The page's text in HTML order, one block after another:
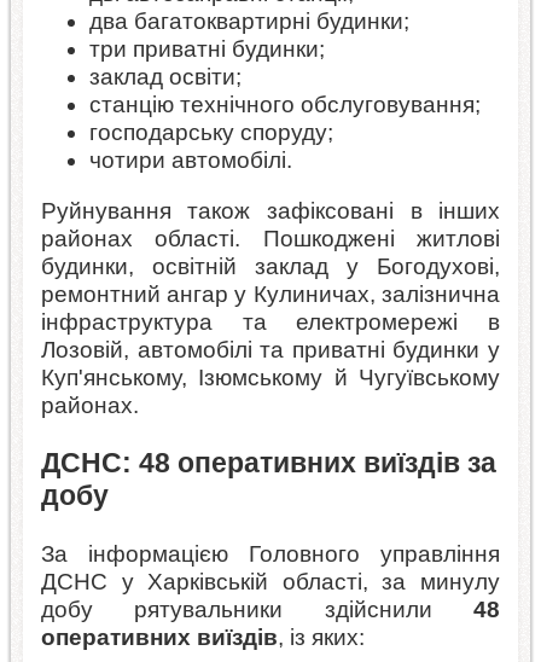
два багатоквартирні будинки;
три приватні будинки;
заклад освіти;
станцію технічного обслуговування;
господарську споруду;
чотири автомобілі.
Руйнування також зафіксовані в інших
районах області. Пошкоджені житлові
будинки, освітній заклад у Богодухові,
ремонтний ангар у Кулиничах, залізнична
інфраструктура та електромережі в
Лозовій, автомобілі та приватні будинки у
Куп'янському, Ізюмському й Чугуївському
районах.
ДСНС: 48 оперативних виїздів за
добу
За інформацією Головного управління
ДСНС у Харківській області, за минулу
добу рятувальники здійснили48
оперативних виїздів, із яких: